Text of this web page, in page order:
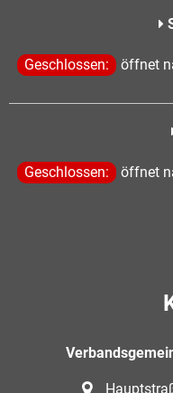
Klicken, um weitere
Geschlossen: öffnet
Klicken, um weitere
Geschlossen: öffnet